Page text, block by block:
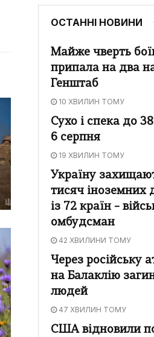
ОСТАННІ НОВИНИ
Майже чверть
припала на два
Генштаб
10 ХВИЛИН ТОМУ
Сухо і спека до
6 серпня
19 ХВИЛИН ТОМУ
Україну
тисяч іноземних
із 72 країн –
омбудсман
42 ХВИЛИНИ ТОМУ
Через російську
на Балаклію
людей
47 ХВИЛИН ТОМУ
США відновили